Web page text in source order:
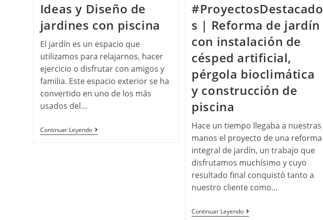
Ideas y Diseño de
jardines con piscina
El jardín es un espacio que
utilizamos para relajarnos, hacer
ejercicio o disfrutar con amigos y
familia. Este espacio exterior se ha
convertido en uno de los más
usados del…
Continuar Leyendo
#ProyectosDestacado
s | Reforma de jardín
con instalación de
césped artificial,
pérgola bioclimática
y construcción de
piscina
Hace un tiempo llegaba a nuestras
manos el proyecto de una reforma
integral de jardín, un trabajo que
disfrutamos muchísimo y cuyo
resultado final conquistó tanto a
nuestro cliente como…
Continuar Leyendo